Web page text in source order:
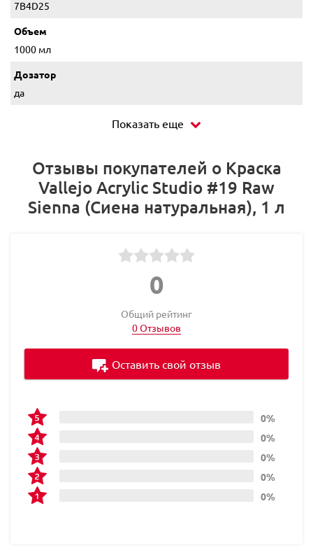
7B4D25
Объем
1000 мл
Дозатор
да
Показать еще
Отзывы покупателей о Краска
Vallejo Acrylic Studio #19 Raw
Sienna (Сиена натуральная), 1 л
0
Общий рейтинг
0 Отзывов
0%
0%
0%
0%
0%
Оставить свой отзыв